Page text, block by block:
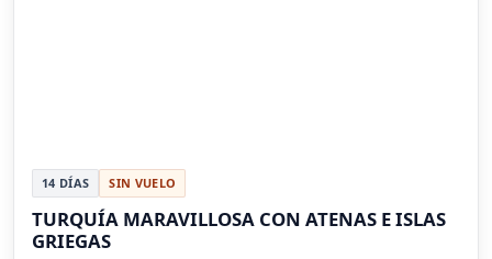
14 DÍAS SIN VUELO
TURQUÍA MARAVILLOSA CON ATENAS E ISLAS
GRIEGAS